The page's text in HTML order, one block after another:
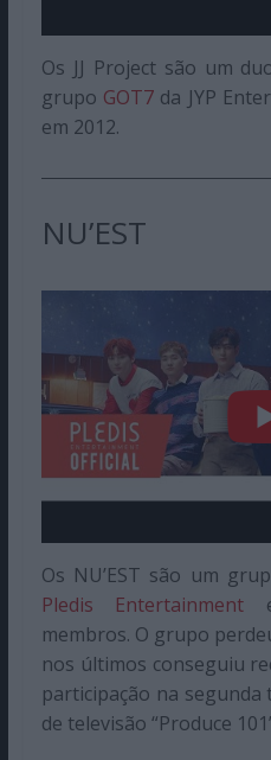
Os JJ Project são um
grupo GOT7 da JYP
em 2012.
NU’EST
Os NU’EST são um
Pledis Entertainment
membros. O grupo
nos últimos conseguiu
participação na
de televisão “Produce